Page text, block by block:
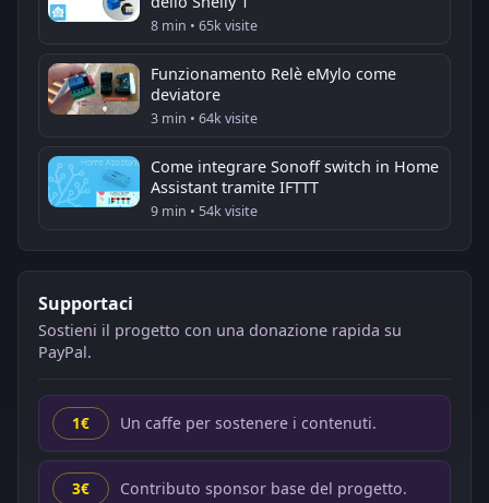
8 min • 65k visite
Funzionamento Relè eMylo come
deviatore
3 min • 64k visite
Come integrare Sonoff switch in Home
Assistant tramite IFTTT
9 min • 54k visite
Supportaci
Sostieni il progetto con una donazione rapida su
PayPal.
1€ Un caffe per sostenere i contenuti.
3€ Contributo sponsor base del progetto.